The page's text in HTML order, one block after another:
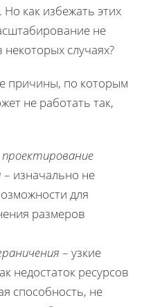
как избежать этих
не
случаях?
причины, по которым
не работать так,
– изначально не
для
размеров
– узкие
недостаток ресурсов
способность, не